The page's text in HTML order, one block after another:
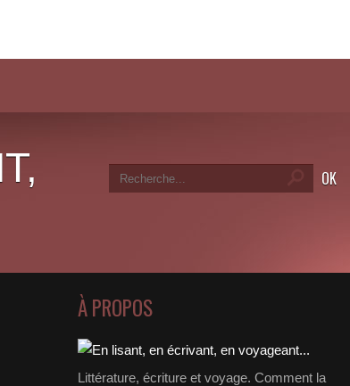
À PROPOS
Littérature, écriture et voyage. Comment la